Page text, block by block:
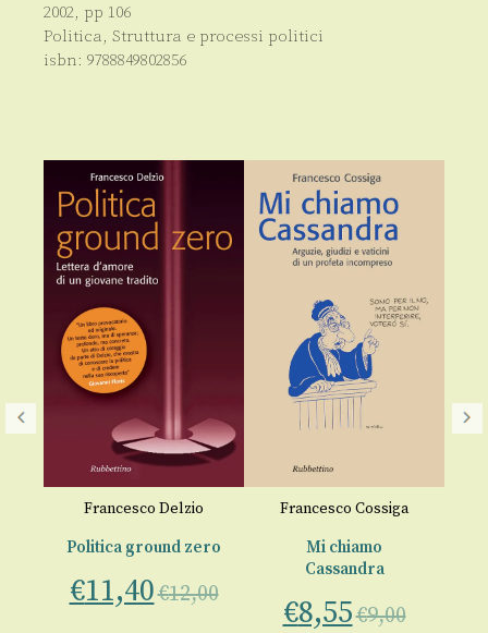
2002, pp 106
Politica, Struttura e processi politici
isbn: 9788849802856
Francesco Delzio
Politica ground zero
€11,40€12,00
Francesco Cossiga
Mi chiamo
Cassandra
€8,55€9,00